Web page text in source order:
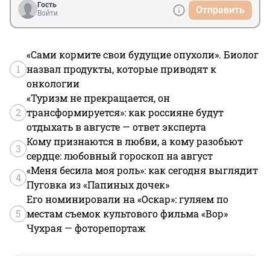
Гость
Войти
Отправить
1
«Сами кормите свои будущие опухоли». Биолог
назвал продукты, которые приводят к
онкологии
2
«Туризм не прекращается, он
трансформируется»: как россияне будут
отдыхать в августе — ответ эксперта
3
Кому признаются в любви, а кому разобьют
сердце: любовный гороскоп на август
4
«Меня бесила моя роль»: как сегодня выглядит
Пуговка из «Папиных дочек»
5
Его номинировали на «Оскар»: гуляем по
местам съемок культового фильма «Вор»
Чухрая — фоторепортаж